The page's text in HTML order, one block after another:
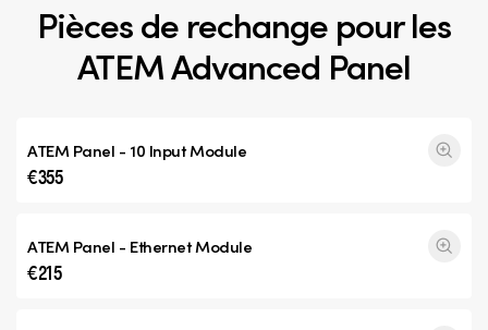
Pièces de rechange pour les
ATEM Advanced Panel
ATEM Panel - 10 Input Module
€355
ATEM Panel - Ethernet Module
€215